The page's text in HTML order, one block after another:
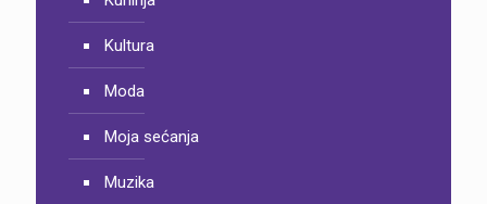
Kultura
Moda
Moja sećanja
Muzika